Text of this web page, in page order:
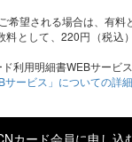
希望される場合は、有料
として、220円（税込
利用明細書WEBサービス
サービス」についての詳